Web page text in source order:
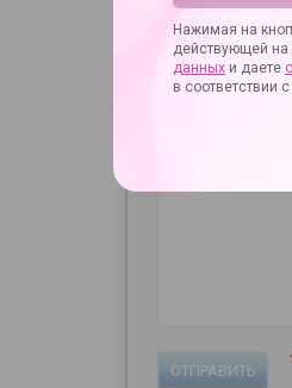
E-mail
ОТПРАВИТЬ
Нажимая на
действующей на
данных и даете
в соответствии